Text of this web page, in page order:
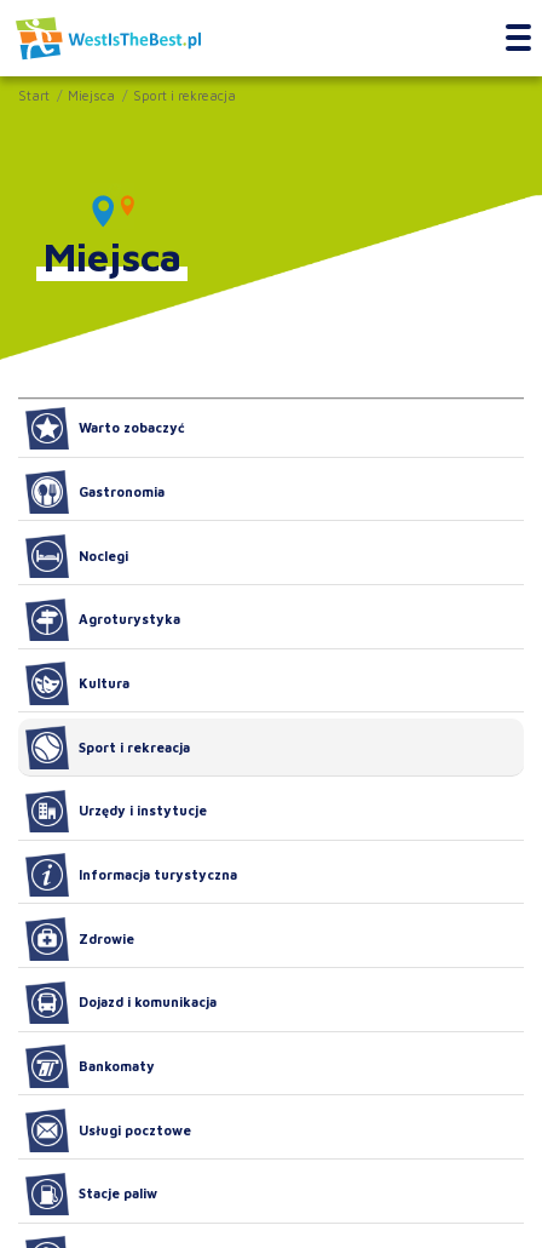
Start Miejsca Sport i rekreacja
Miejsca
Warto zobaczyć
Gastronomia
Noclegi
Agroturystyka
Kultura
Sport i rekreacja
Urzędy i instytucje
Informacja turystyczna
Zdrowie
Dojazd i komunikacja
Bankomaty
Usługi pocztowe
Stacje paliw